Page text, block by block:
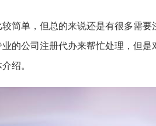
简单，但总的来说还是有很多需
的公司注册代办来帮忙处理，但
绍。